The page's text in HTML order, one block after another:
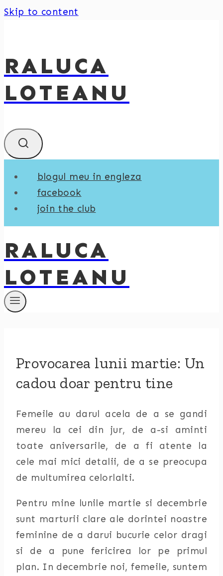
Skip to content
RALUCA
LOTEANU
blogul meu in engleza
facebook
join the club
RALUCA
LOTEANU
Provocarea lunii martie: Un
cadou doar pentru tine
Femeile au darul acela de a se gandi
mereu la cei din jur, de a-si aminti
toate aniversarile, de a fi atente la
cele mai mici detalii, de a se preocupa
de multumirea celorlalti.
Pentru mine lunile martie si decembrie
sunt marturii clare ale dorintei noastre
feminine de a darui bucurie celor dragi
si de a pune fericirea lor pe primul
plan. In decembrie noi, femeile, suntem